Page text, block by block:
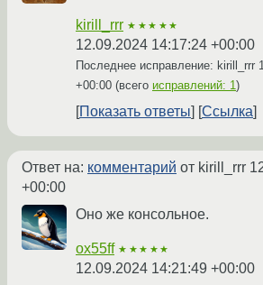
kirill_rrr ★★★★★
12.09.2024 14:17:24 +00:00
Последнее исправление: kirill_rrr
+00:00 (всего исправлений: 1)
Показать ответы Ссылка
Ответ на: комментарий от kirill_rrr
+00:00
Оно же консольное.
ox55ff ★★★★★
12.09.2024 14:21:49 +00:00